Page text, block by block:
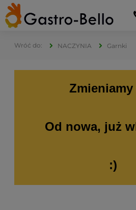
NACZYNIA Garnki
Zmieniamy
Od nowa, już
:)